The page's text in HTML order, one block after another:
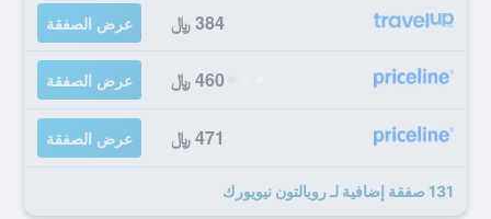
384 ﷼ عرض الصفقة
460 ﷼ عرض الصفقة
471 ﷼ عرض الصفقة
131 صفقة إضافية لـ رويالتون نيويورك